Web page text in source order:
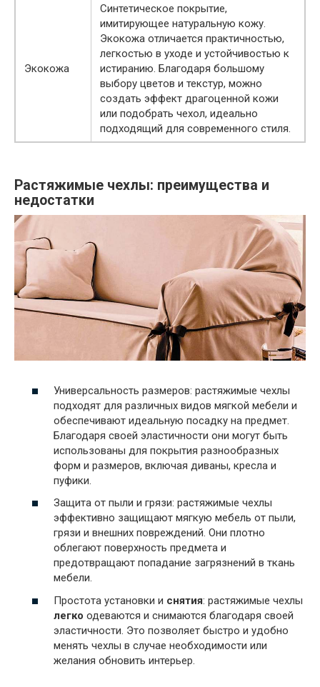
Экокожа
Синтетическое покрытие,
имитирующее натуральную кожу.
Экокожа отличается практичностью,
легкостью в уходе и устойчивостью к
истиранию. Благодаря большому
выбору цветов и текстур, можно
создать эффект драгоценной кожи
или подобрать чехол, идеально
подходящий для современного стиля.
Растяжимые чехлы: преимущества и
недостатки
Универсальность размеров: растяжимые чехлы
подходят для различных видов мягкой мебели и
обеспечивают идеальную посадку на предмет.
Благодаря своей эластичности они могут быть
использованы для покрытия разнообразных
форм и размеров, включая диваны, кресла и
пуфики.
Защита от пыли и грязи: растяжимые чехлы
эффективно защищают мягкую мебель от пыли,
грязи и внешних повреждений. Они плотно
облегают поверхность предмета и
предотвращают попадание загрязнений в ткань
мебели.
Простота установки и снятия: растяжимые чехлы
легко одеваются и снимаются благодаря своей
эластичности. Это позволяет быстро и удобно
менять чехлы в случае необходимости или
желания обновить интерьер.